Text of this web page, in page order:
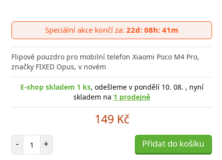
Speciální akce končí za: 22d: 08h: 41m
Flipové pouzdro pro mobilní telefon Xiaomi Poco M4 Pro,
značky FIXED Opus, v novém
E-shop skladem 1 ks, odešleme v pondělí 10. 08. , nyní
skladem na 1 prodejně
149 Kč
- Počet položek
+ Přidat do košíku